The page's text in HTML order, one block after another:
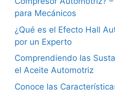
para Mecánicos
¿Qué es el Efecto Hall
por un Experto
Comprendiendo las
el Aceite Automotriz
Conoce las